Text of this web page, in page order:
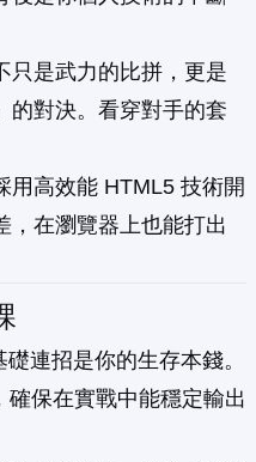
只是武力的比拼，更是
的對決。看穿對手的套
用高效能 HTML5 技術開
，在瀏覽器上也能打出
礎連招是你的生存本錢。
保在實戰中能穩定輸出